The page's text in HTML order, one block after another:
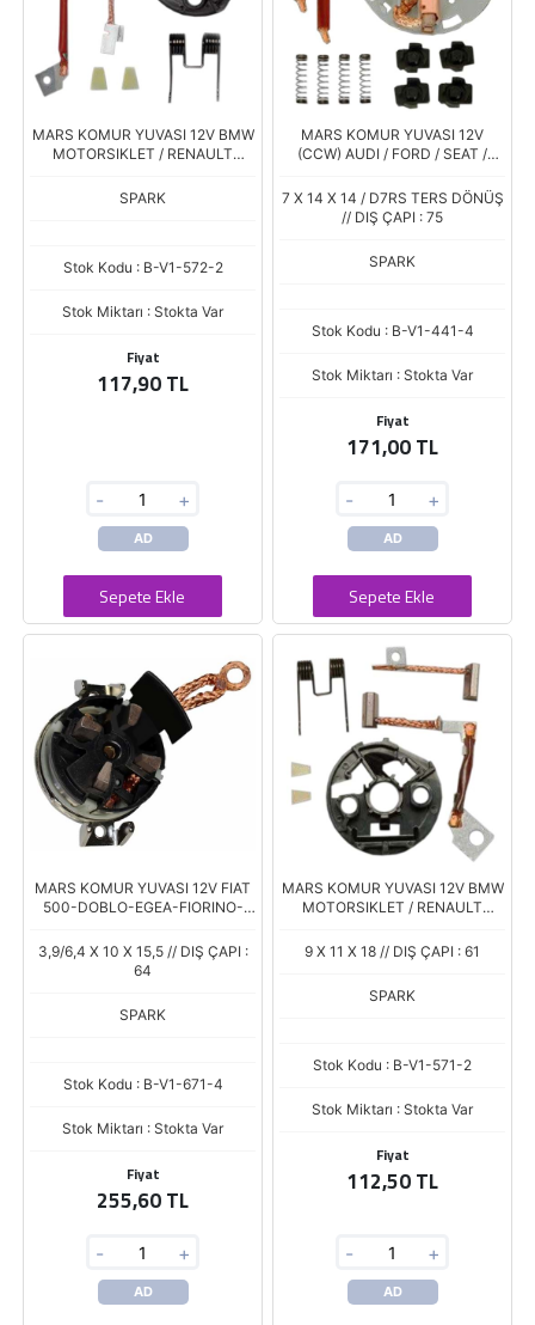
MARS KOMUR YUVASI 12V BMW
MOTORSIKLET / RENAULT
S40 (PSX 148-157) (4.5/9 X 11 X
SPARK
Stok Kodu : B-V1-572-2
Stok Miktarı : Stokta Var
Fiyat
117,90 TL
- +
AD
Sepete Ekle
MARS KOMUR YUVASI 12V
(CCW) AUDI / FORD / SEAT /
142-144) (7 X 14 X 13.7)
7 X 14 X 14 / D7RS TERS DÖNÜŞ
// DIŞ ÇAPI : 75
SPARK
Stok Kodu : B-V1-441-4
Stok Miktarı : Stokta Var
Fiyat
171,00 TL
- +
AD
Sepete Ekle
MARS KOMUR YUVASI 12V FIAT
500-DOBLO-EGEA-FIORINO-
M.JET / OPEL COMBO-CORSA
1.3 CDTI (PSX 16
3,9/6,4 X 10 X 15,5 // DIŞ ÇAPI :
64
SPARK
Stok Kodu : B-V1-671-4
Stok Miktarı : Stokta Var
Fiyat
255,60 TL
- +
AD
MARS KOMUR YUVASI 12V BMW
MOTORSIKLET / RENAULT
S40 (PSX 148-157) (4.5/9 X 11 X
18)
9 X 11 X 18 // DIŞ ÇAPI : 61
SPARK
Stok Kodu : B-V1-571-2
Stok Miktarı : Stokta Var
Fiyat
112,50 TL
- +
AD